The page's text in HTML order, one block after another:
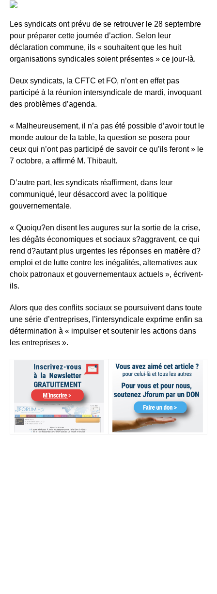
Les syndicats ont prévu de se retrouver le 28 septembre
pour préparer cette journée d’action. Selon leur
déclaration commune, ils « souhaitent que les huit
organisations syndicales soient présentes » ce jour-là.
Deux syndicats, la CFTC et FO, n’ont en effet pas
participé à la réunion intersyndicale de mardi, invoquant
des problèmes d’agenda.
« Malheureusement, il n’a pas été possible d’avoir tout le
monde autour de la table, la question se posera pour
ceux qui n’ont pas participé de savoir ce qu’ils feront » le
7 octobre, a affirmé M. Thibault.
D’autre part, les syndicats réaffirment, dans leur
communiqué, leur désaccord avec la politique
gouvernementale.
« Quoiqu?en disent les augures sur la sortie de la crise,
les dégâts économiques et sociaux s?aggravent, ce qui
rend d?autant plus urgentes les réponses en matière d?
emploi et de lutte contre les inégalités, alternatives aux
choix patronaux et gouvernementaux actuels », écrivent-
ils.
Alors que des conflits sociaux se poursuivent dans toute
une série d’entreprises, l’intersyndicale exprime enfin sa
détermination à « impulser et soutenir les actions dans
les entreprises ».